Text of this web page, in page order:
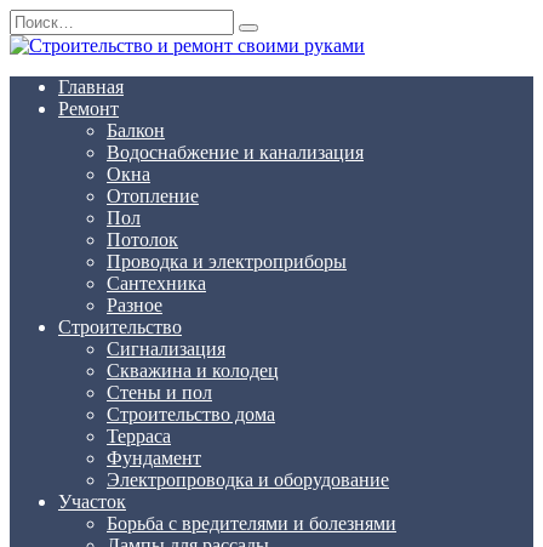
Перейти
к
содержанию
Search
for:
Главная
Ремонт
Балкон
Водоснабжение и канализация
Окна
Отопление
Пол
Потолок
Проводка и электроприборы
Сантехника
Разное
Строительство
Сигнализация
Скважина и колодец
Стены и пол
Строительство дома
Терраса
Фундамент
Электропроводка и оборудование
Участок
Борьба с вредителями и болезнями